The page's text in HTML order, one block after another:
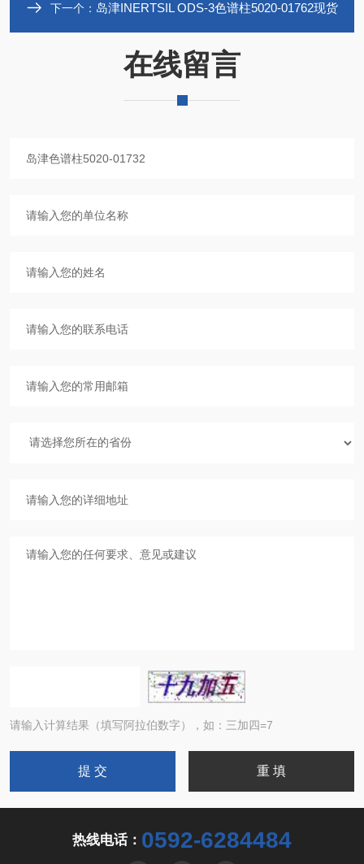
下一个： 岛津INERTSIL ODS-3色谱柱5020-01762现货
在线留言
请输入计算结果（填写阿拉伯数字），如：三加四=7
热线电话： 0592-6284484